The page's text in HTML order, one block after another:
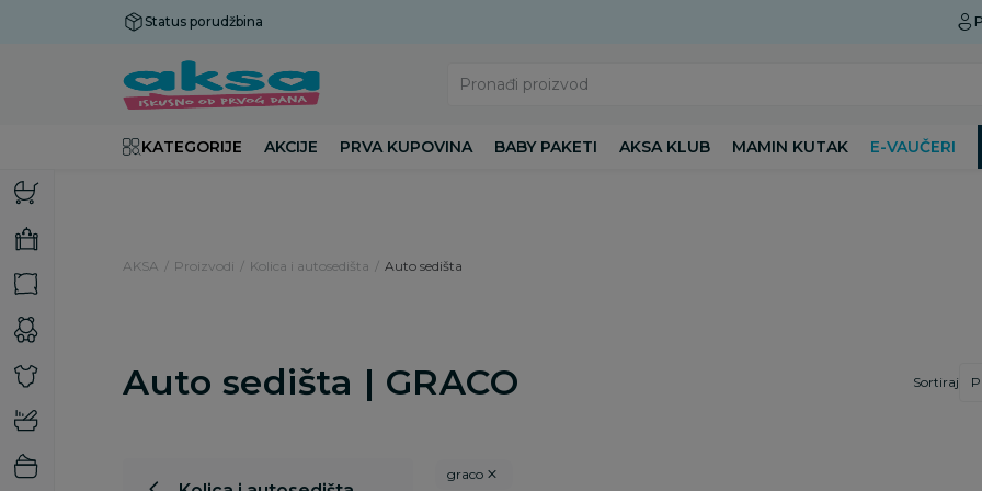
Status porudžbina
Pronađi proizvod
KATEGORIJE AKCIJE PRVA KUPOVINA BABY PAKETI AKSA KLUB MAMIN KUTAK E-VAUČERI
AKSA Proizvodi Kolica i autosedišta Auto sedišta
Auto sedišta | GRACO Sortiraj
graco